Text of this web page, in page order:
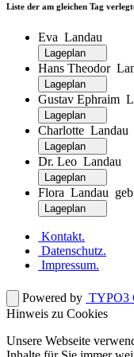
Liste der am gleichen Tag
Eva Landau
Hans Theodor
Gustav Ephraim
Charlotte Landau
Dr. Leo Landau
Flora Landau
Kontakt.
Datenschutz.
Impressum.
Powered by TYPO3
Hinweis zu Cookies
Unsere Webseite